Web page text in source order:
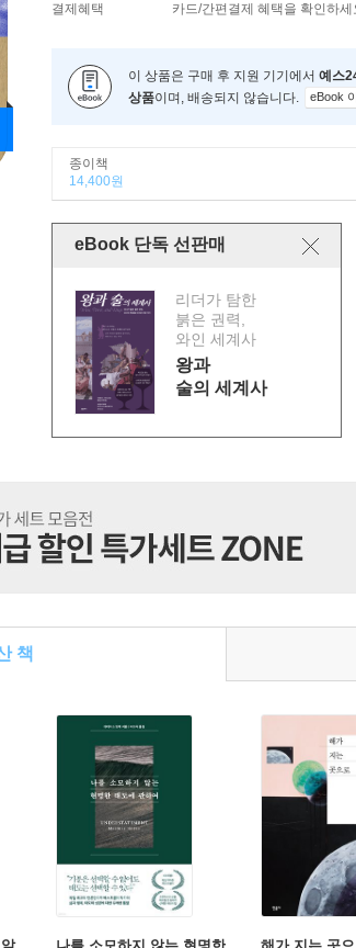
결제혜택 카드/간편결제 혜택을 확인하세
이 상품은 구매 후 지원 기기에서 예스
상품이며, 배송되지 않습니다. eBook
종이책
14,400원
eBook 단독 선판매
리더가 탐한
붉은 권력,
와인 세계사
왕과
술의 세계사
책